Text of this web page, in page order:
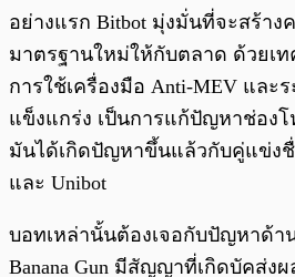
อย่างแรก Bitbot มุ่งมั่นที่จะสร้า
มาตรฐานใหม่ให้กับตลาด ด้วยเท
การใช้เครื่องมือ Anti-MEV และ
แข็งแกร่ง เป็นการแก้ปัญหาช่อง
มันได้เกิดปัญหาขึ้นแล้วกับคู่แข่งชื่
และ Unibot
บอทเหล่านั้นต้องเจอกับปัญหาด้า
Banana Gun มีสัญญาที่เกิดบัคส่ง